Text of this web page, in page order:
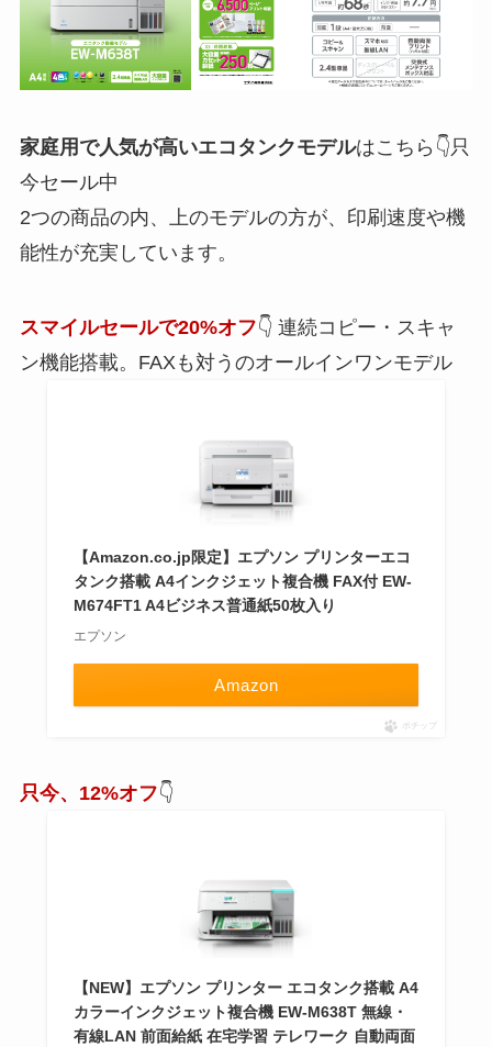
家庭用で人気が高いエコタンクモデルはこちら👇只
今セール中
2つの商品の内、上のモデルの方が、印刷速度や機
能性が充実しています。
スマイルセールで20%オフ👇 連続コピー・スキャ
ン機能搭載。FAXも対うのオールインワンモデル
【Amazon.co.jp限定】エプソン プリンターエコ
タンク搭載 A4インクジェット複合機 FAX付 EW-
M674FT1 A4ビジネス普通紙50枚入り
エプソン
Amazon
ポチップ
只今、12%オフ👇
【NEW】エプソン プリンター エコタンク搭載 A4
カラーインクジェット複合機 EW-M638T 無線・
有線LAN 前面給紙 在宅学習 テレワーク 自動両面